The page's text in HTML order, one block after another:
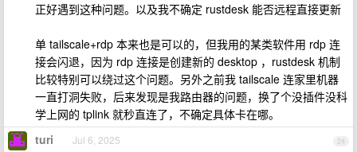
正好遇到这种问题。以及我不确定 rustdesk 能否远程直接更新
单 tailscale+rdp 本来也是可以的，但我用的某类软件用 rdp 连
接会闪退，因为 rdp 连接是创建新的 desktop ，rustdesk 机制
比较特别可以绕过这个问题。另外之前我 tailscale 连家里机器
一直打洞失败，后来发现是我路由器的问题，换了个没插件没科
学上网的 tplink 就秒直连了，不确定具体卡在哪。
24
turi Jul 6, 2025